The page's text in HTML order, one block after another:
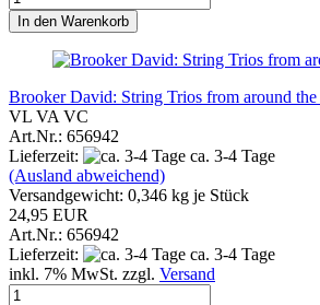
In den Warenkorb
Brooker David: String Trios from around
VL VA VC
Art.Nr.: 656942
Lieferzeit:
ca. 3-4 Tage
(Ausland abweichend)
Versandgewicht: 0,346 kg je Stück
24,95 EUR
Art.Nr.: 656942
Lieferzeit:
ca. 3-4 Tage
inkl. 7% MwSt. zzgl. Versand